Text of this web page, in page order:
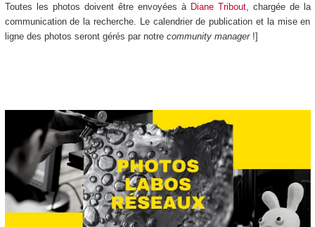
Toutes les photos doivent être envoyées à Diane Tribout, chargée de la
communication de la recherche. Le calendrier de publication et la mise en
ligne des photos seront gérés par notrecommunity manager!]